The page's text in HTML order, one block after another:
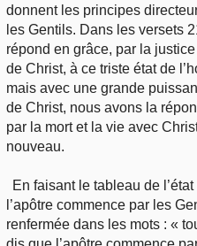
donnent les principes
les Gentils. Dans les versets
répond en grâce, par la
de Christ, à ce triste état de
mais avec une grande
de Christ, nous avons la
par la mort et la vie avec
nouveau.
En faisant le tableau de
l’apôtre commence par les
renfermée dans les mots : «